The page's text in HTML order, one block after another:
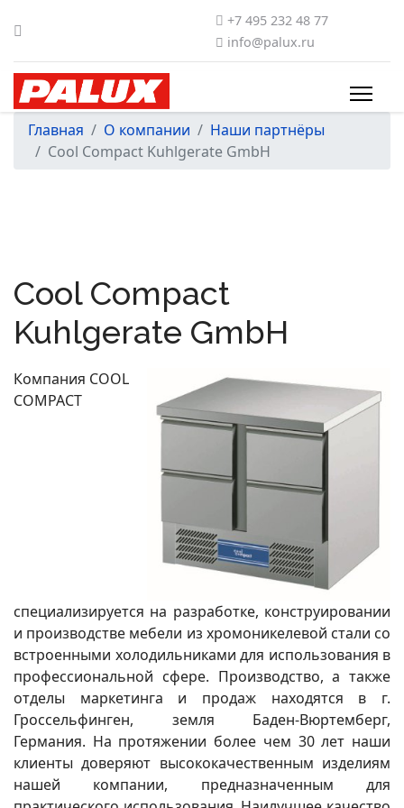
+7 495 232 48 77
info@palux.ru
Главная О компании
Наши партнёры
Cool Compact Kuhlgerate GmbH
Cool Compact
Kuhlgerate GmbH
Компания COOL
COMPACT
специализируется на разработке, конструировании
и производстве мебели из хромоникелевой стали со
встроенными холодильниками для использования в
профессиональной сфере. Производство, а также
отделы маркетинга и продаж находятся в г.
Гроссельфинген, земля Баден-Вюртемберг,
Германия. На протяжении более чем 30 лет наши
клиенты доверяют высококачественным изделиям
нашей компании, предназначенным для